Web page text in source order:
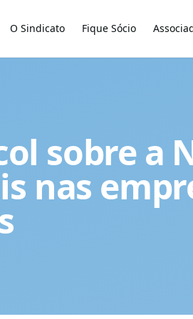
O Sindicato Fique Sócio
sobre a
nas